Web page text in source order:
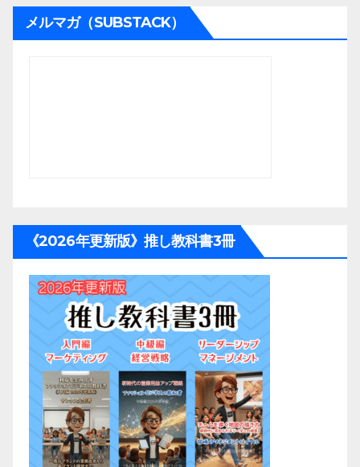
メルマガ（SUBSTACK）
《2026年更新版》推し教科書3冊